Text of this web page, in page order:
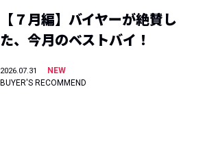
【７月編】バイヤーが絶賛し
た、今月のベストバイ！
2026.07.31
NEW
BUYER'S RECOMMEND